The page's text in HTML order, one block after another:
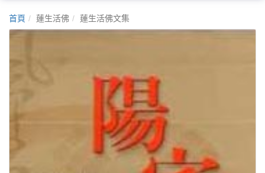
首頁 蓮生活佛 蓮生活佛文集